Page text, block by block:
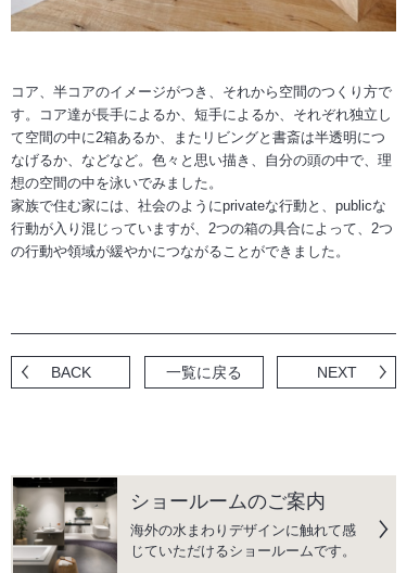
コア、半コアのイメージがつき、それから空間のつくり方で
す。コア達が長手によるか、短手によるか、それぞれ独立し
て空間の中に2箱あるか、またリビングと書斎は半透明につ
なげるか、などなど。色々と思い描き、自分の頭の中で、理
想の空間の中を泳いでみました。
家族で住む家には、社会のようにprivateな行動と、publicな
行動が入り混じっていますが、2つの箱の具合によって、2つ
の行動や領域が緩やかにつながることができました。
一覧に戻る
BACK NEXT
ショールームのご案内
海外の水まわりデザインに触れて感
じていただけるショールームです。